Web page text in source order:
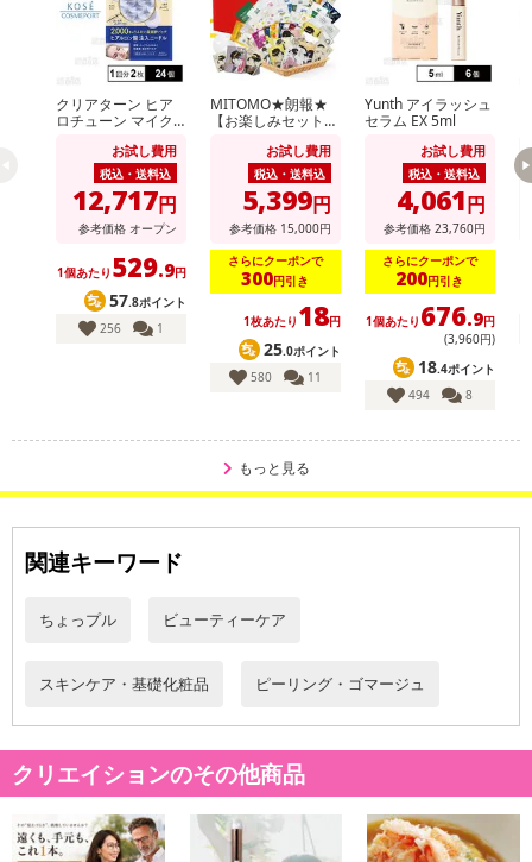
キス、キハダ樹皮エキス、クダモノケイソウ果実エキス、サッカロ
ミセスセレビシアエエキス、マグワ根皮エキス、オタネニンジン根
エキス、ローヤルゼリーエキス、アルガニアスピノサ核油、オレン
ジ果皮油、ココイルアルギニンエチルPCA、EDTA－2Na、BG、イ
ソプロパノール
・使用方法：
お肌の状態に合わせて週1回から3回を目安にご使用ください。
お肌の水分を十分に落として、ジェルを手に取りマッサージする
ようにお肌になじませます。
ポロポロとカスが出たら、水またはぬるま湯できれいに洗い流し
その後、化粧水や美容液などでお肌を整えてください。
・お肌に異常が生じていないかよく注意して使用してください。
使用にならないでください。
・ご使用中や使用後または直射日光が当たって、赤み・はれ・か
ゆみ・刺激・色抜け（白斑等）や黒ずみ等の異常が現れたときは、
ご使用を中止し皮フ科専門医等にご相談されることをおすすめしま
す。そのまま使い続けますと、症状が悪化することがあります。
・目に入らないようご注意ください。目に入った場合は、こすら
・乳幼児の手の届かないところに保管してください。
注意事項
【賞味・消費期限のある商品について】
商品到着時点でのお日持ち期間は、配送日数などにより異なります
のでご了承ください。
クリアターン ヒア
ロチューン マイク
分(2枚入)お試し費用
税込・送料込
12,717円
参考価格 オープン
1個あたり 529.9円
57.8ポイント
256
1
MITOMO★朗報★
【お楽しみセット】
ク100枚増量の300
枚セット！
お試し費用
税込・送料込
5,399円
参考価格 15,000円
さらにクーポンで
300円引き
1枚あたり 18円
25.0ポイント
580
11
Yunth アイラッシュ
セラム EX 5ml
お試し費用
税込・送料込
4,061円
参考価格 23,760円
さらにクーポンで
200円引き
1個あたり 676.9円
(3,960円)
18.4ポイント
494
8
もっと見る
関連キーワード
ちょっプル ビューティーケア
スキンケア・基礎化粧品 ピーリング・ゴマージュ
クリエイションのその他商品